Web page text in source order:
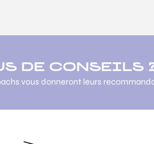
DE CONSEILS
vous donneront leurs